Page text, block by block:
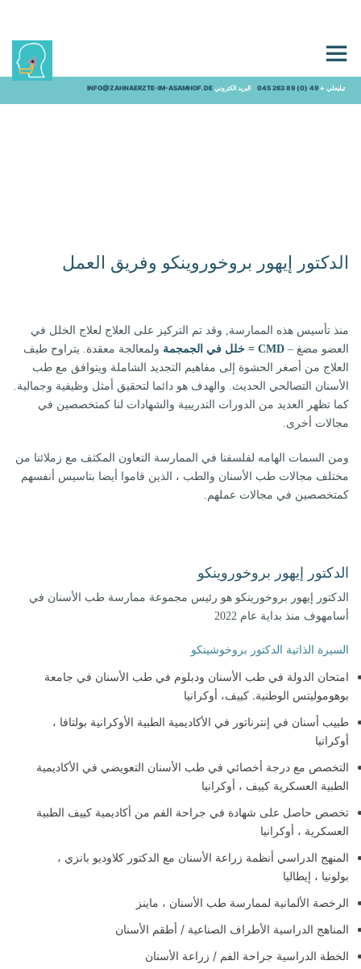
تيليعلي + 49 (0) 89 263 045 البريد الكتروني INFO@ZAHNAERZTE-IM-ASAMHOF.DE
نحن
الدكتور إيهور بروخوروينكو وفريق العمل
منذ تأسيس هذه الممارسة, وقد تم التركيز على العلاج لعلاج الخلل في
العضو مضغ – CMD = خلل في الجمجمة
ولمعالجة معقدة. يتراوح طيف
العلاج من أصغر الحشوة إلى مفاهيم التجديد الشاملة ويتوافق مع طب
الأسنان التصالحي الحديث. والهدف هو دائما لتحقيق أمثل وظيفية وجمالية.
كما تظهر العديد من الدورات التدريبية والشهادات لنا كمتخصصين في
مجالات أخرى.
ومن السمات الهامه لفلسفنا في الممارسة التعاون المكثف مع زملائنا من
مختلف مجالات طب الأسنان والطب ، الذين قاموا أيضا بتاسيس أنفسهم
كمتخصصين في مجالات عملهم.
الدكتور إيهور بروخوروينكو
الدكتور إيهور بروخورينكو هو رئيس مجموعة ممارسة طب الأسنان في
أسامهوف منذ بداية عام 2022
السيرة الذاتية الدكتور بروخوشينكو
امتحان الدولة في طب الأسنان ودبلوم في طب الأسنان في جامعة
بوهوموليتس الوطنية. كييف، أوكرانيا
طبيب أسنان في إنترناتور في الأكاديمية الطبية الأوكرانية بولتافا ،
أوكرانيا
التخصص مع درجة أخصائي في طب الأسنان التعويضي في الأكاديمية
الطبية العسكرية كييف ، أوكرانيا
تخصص حاصل على شهادة في جراحة الفم من أكاديمية كييف الطبية
العسكرية ، أوكرانيا
المنهج الدراسي أنظمة زراعة الأسنان مع الدكتور كلاوديو بانزي ،
بولونيا ، إيطاليا
الرخصة الألمانية لممارسة طب الأسنان ، ماينز
المناهج الدراسية الأطراف الصناعية / أطقم الأسنان
الخطة الدراسية جراحة الفم / زراعة الأسنان